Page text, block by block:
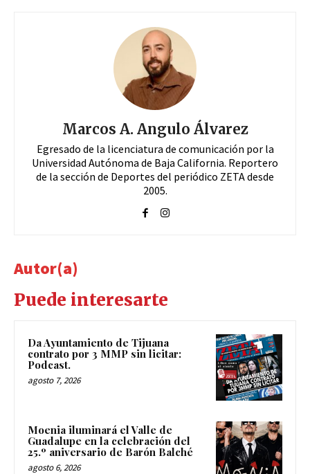
Marcos A. Angulo Álvarez
Egresado de la licenciatura de comunicación por la
Universidad Autónoma de Baja California. Reportero
de la sección de Deportes del periódico ZETA desde
2005.
Autor(a)
Puede interesarte
Da Ayuntamiento de Tijuana
contrato por 3 MMP sin licitar:
Podcast.
agosto 7, 2026
Moenia iluminará el Valle de
Guadalupe en la celebración del
25.º aniversario de Barón Balché
agosto 6, 2026